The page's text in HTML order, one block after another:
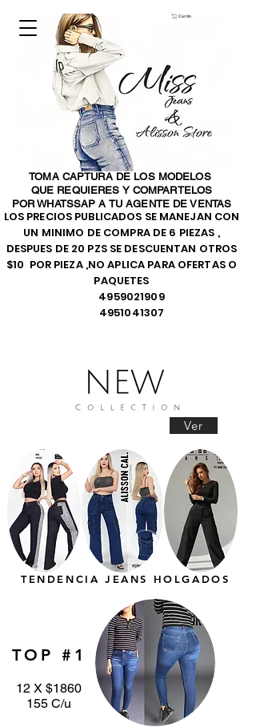
LOS PRECIOS PUBLICADOS SE MANEJAN CON
UN MINIMO DE COMPRA DE 6 PIEZAS ,
DESPUES DE 20 PZS SE DESCUENTAN OTROS
$10 POR PIEZA ,NO APLICA PARA OFERTAS O
PAQUETES
4959021909
4951041307
Ver
TOMA CAPTURA DE LOS MODELOS
QUE REQUIERES Y COMPARTELOS
POR WHATSSAP A TU AGENTE DE VENTAS
Carrito
TENDENCIA JEANS HOLGADOS
12 X $1860
155 C/u
TOP #1